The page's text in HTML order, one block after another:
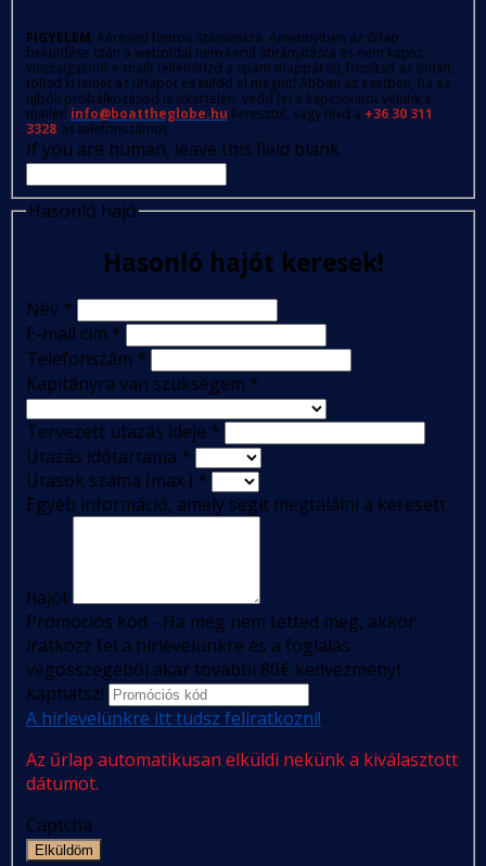
FIGYELEM: Kérésed fontos számunkra. Amennyiben az űrlap
beküldése után a weboldal nem kerül átirányításra és nem kapsz
visszaigazoló e-mailt (ellenőrizd a spam mappát is), frissítsd az oldalt,
töltsd ki ismét az űrlapot és küldd el megint! Abban az esetben, ha az
újbóli próbálkozásod is sikertelen, vedd fel a kapcsolatot velünk e-
mailen info@boattheglobe.hu keresztül, vagy hívd a +36 30 311
3328-as telefonszámot.
If you are human, leave this field blank.
Hasonló hajó
Hasonló hajót keresek!
Név *
E-mail cím *
Telefonszám *
Kapitányra van szükségem *
Tervezett utazás ideje *
Utazás időtartama *
Utasok száma (max.) *
Egyéb információ, amely segít megtalálni a keresett
hajót
Promóciós kód - Ha még nem tetted meg, akkor
iratkozz fel a hírlevelünkre és a foglalás
végösszegéből akár további 80€ kedvezményt
kaphatsz!
A hírlevelünkre itt tudsz feliratkozni!
Az űrlap automatikusan elküldi nekünk a kiválasztott
dátumot.
Captcha
Elküldöm